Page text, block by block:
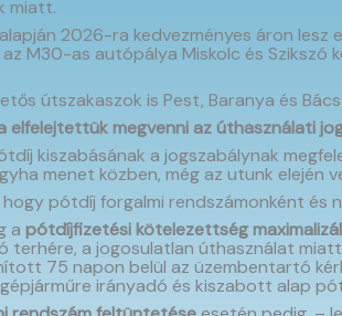
miatt.
2026-ra kedvezményes áron lesz
M30-as autópálya Miskolc és
útszakaszok is Pest, Baranya és
elfelejtettük megvenni az úthasználati
kiszabásának a jogszabálynak
menet közben, még az utunk
pótdíj forgalmi rendszámonként és
a pótdíjfizetési kötelezettség
terhére, a jogosulatlan úthasználat
75 napon belül az üzembentartó
irányadó és kiszabott alap